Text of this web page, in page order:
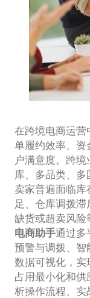
在跨境电商运营
单履约效率、资
户满意度。跨
库、多品类、多
卖家普遍面临库
足、仓库调拨滞
缺货或超卖风险
电商助手通过多
预警与调拨、智
数据可视化，实
占用最小化和
析操作流程、实